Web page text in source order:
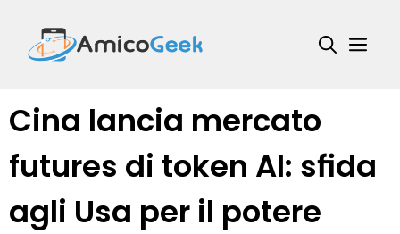
contenuto
Cina lancia mercato
futures di token AI: sfida
agli Usa per il potere